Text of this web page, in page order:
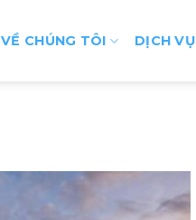
VỀ CHÚNG TÔI DỊCH VỤ